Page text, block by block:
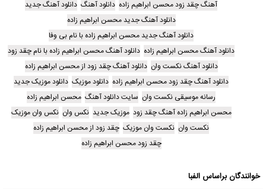
آهنگ چقد زود محسن ابراهیم زاده دانلود آهنگ دانلود آهنگ جدید
دانلود آهنگ جدید محسن ابراهیم زاده
دانلود آهنگ جدید محسن ابراهیم زاده با نام بی وفا
دانلود آهنگ محسن ابراهیم زاده دانلود آهنگ محسن ابراهیم زاده با نام چقد زود
دانلود آهنگ نکست وان دانلود آهنگ چقد زود از محسن ابراهیم زاده
دانلود آهنگ چقد زود محسن ابراهیم زاده دانلود موزیک دانلود موزیک جدید
رسانه موسیقی نکست وان سایت دانلود آهنگ محسن ابراهیم زاده
محسن ابراهیم زاده آهنگ چقد زود موزیک جدید نکس وان نکس وان موزیک
نکست وان نکست وان موزیک چقد زود از محسن ابراهیم زاده
چقد زود محسن ابراهیم زاده
خوانندگان براساس الفبا